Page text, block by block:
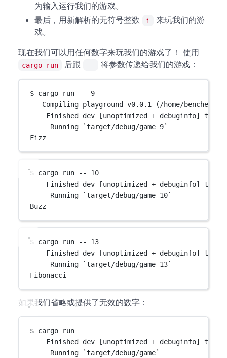
为输入运行我们的游戏。
最后，用新解析的无符号整数
i
来玩我们的游
戏。
现在我们可以用任何数字来玩我们的游戏了！ 使用
cargo run 后跟 -- 将参数传递给我们的游戏：
$ cargo run -- 9
Compiling playground v0.0.1 (/home/bencher)
Finished dev [unoptimized + debuginfo]
Running `target/debug/game 9`
Fizz
$ cargo run -- 10
Finished dev [unoptimized + debuginfo]
Running `target/debug/game 10`
Buzz
$ cargo run -- 13
Finished dev [unoptimized + debuginfo]
Running `target/debug/game 13`
Fibonacci
如果我们省略或提供了无效的数字：
$ cargo run
Finished dev [unoptimized + debuginfo]
Running `target/debug/game`